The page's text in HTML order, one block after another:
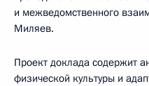
и межведомственного
Миляев.
Проект доклада содержит
физической культуры и